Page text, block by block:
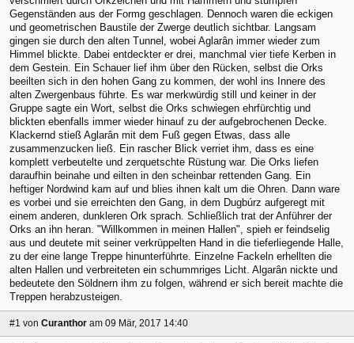
Gegenständen aus der Formg geschlagen. Dennoch waren die eckigen
und geometrischen Baustile der Zwerge deutlich sichtbar. Langsam
gingen sie durch den alten Tunnel, wobei Aglarân immer wieder zum
Himmel blickte. Dabei entdeckter er drei, manchmal vier tiefe Kerben in
dem Gestein. Ein Schauer lief ihm über den Rücken, selbst die Orks
beeilten sich in den hohen Gang zu kommen, der wohl ins Innere des
alten Zwergenbaus führte. Es war merkwürdig still und keiner in der
Gruppe sagte ein Wort, selbst die Orks schwiegen ehrfürchtig und
blickten ebenfalls immer wieder hinauf zu der aufgebrochenen Decke.
Klackernd stieß Aglarân mit dem Fuß gegen Etwas, dass alle
zusammenzucken ließ. Ein rascher Blick verriet ihm, dass es eine
komplett verbeutelte und zerquetschte Rüstung war. Die Orks liefen
daraufhin beinahe und eilten in den scheinbar rettenden Gang. Ein
heftiger Nordwind kam auf und blies ihnen kalt um die Ohren. Dann ware
es vorbei und sie erreichten den Gang, in dem Dugbúrz aufgeregt mit
einem anderen, dunkleren Ork sprach. Schließlich trat der Anführer der
Orks an ihn heran. "Willkommen in meinen Hallen", spieh er feindselig
aus und deutete mit seiner verkrüppelten Hand in die tieferliegende Halle,
zu der eine lange Treppe hinunterführte. Einzelne Fackeln erhellten die
alten Hallen und verbreiteten ein schummriges Licht. Algarân nickte und
bedeutete den Söldnern ihm zu folgen, während er sich bereit machte die
Treppen herabzusteigen.
#1 von Curanthor am 09 Mär, 2017 14:40